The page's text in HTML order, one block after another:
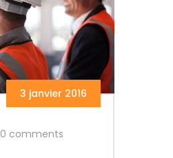
3 janvier 2016
0 comments